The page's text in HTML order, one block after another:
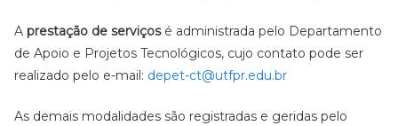
A prestação de serviçosé administrada pelo Departamento
de Apoio e Projetos Tecnológicos, cujo contato pode ser
realizado pelo e-mail: depet-ct@utfpr.edu.br
As demais modalidades são registradas e geridas pelo